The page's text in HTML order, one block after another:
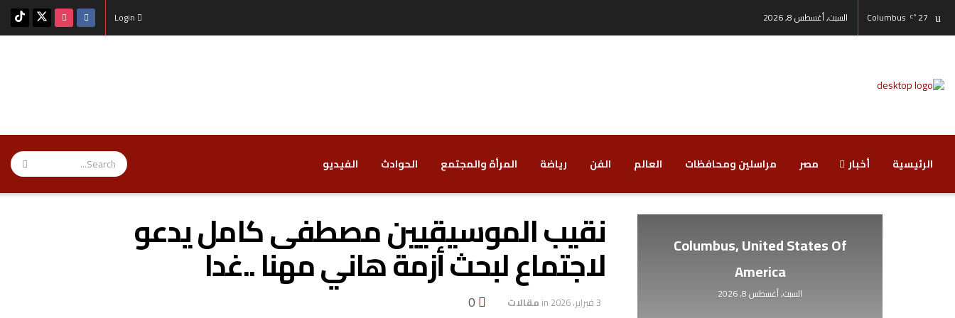
27
°C
Columbus السبت, أغسطس 8, 2026
الرئيسية أخبار مصر مراسلين ومحافظات ‏العالم الفن رياضة ‏المرأة والمجتمع ‏الحوادث ‏الفيديو
نقيب الموسيقيين مصطفى كامل يدعو
لاجتماع لبحث أزمة هاني مهنا ..غدا
3 فبراير، 2026 in مقالات
Columbus, United States Of
America
السبت, أغسطس 8, 2026